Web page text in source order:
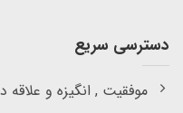
دسترسی سریع
موفقیت , انگیزه و